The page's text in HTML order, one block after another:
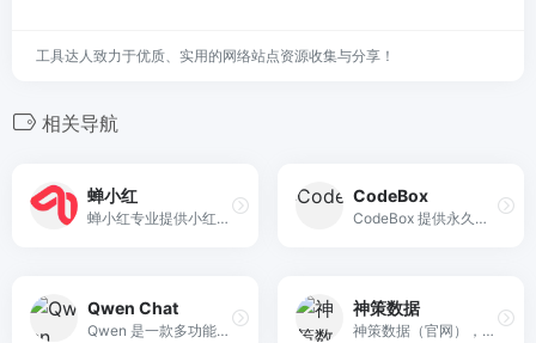
工具达人致力于优质、实用的网络站点资源收集与分享！
相关导航
蝉小红
蝉小红专业提供小红书数据挖掘分析服务，通过小红书多维度数据监测统计分析，提供小红书直播诊断服务，博主带货销量排行榜，小红书精细化种草运营策略，小红书热门笔记诊断分析，电商行业洞察热点趋势，品类品牌种草舆情分析报告，爆款商品销量查询。为品牌商家定制小红书精细化投放服务和种草运营策略。
CodeBox
CodeBox 提供永久免费的二维码生成器，支持 URL、WiFi、文本等多类型二维码智能美化、短链追踪与 API 接入，可商用、无水印、无限次数。
Qwen Chat
Qwen 是一款多功能的AI助手平台，致力于通过智能问答、内容创作、代码生成和计划制定等功能，帮助用户更高效地获取知识、解决问题和激发创造力。
神策数据
神策数据（官网），提供大数据分析与营销科技解决方案服务，赋能企业数字化营销能力，实现企业长期增长，为超过 2000 家企业提供大数据分析与数字化营销服务。